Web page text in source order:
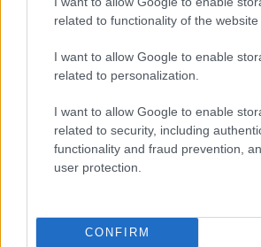
related to functionality of the website
I want to allow Google to enable
related to personalization.
I want to allow Google to enable
related to security, including
functionality and fraud prevention,
user protection.
CONFIRM
Tragedia en Santa Susanna:
fallece durante un incendio